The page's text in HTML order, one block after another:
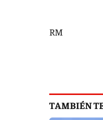
RM
TAMBIÉN